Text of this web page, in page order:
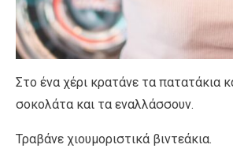
Στο ένα χέρι κρατάνε τα πατατάκια
σοκολάτα και τα εναλλάσσουν.
Τραβάνε χιουμοριστικά βιντεάκια.